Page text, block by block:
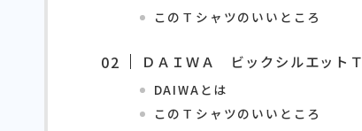
このＴシャツのいいところ
ＤＡＩＷＡ ビックシルエットＴ
DAIWAとは
このＴシャツのいいところ